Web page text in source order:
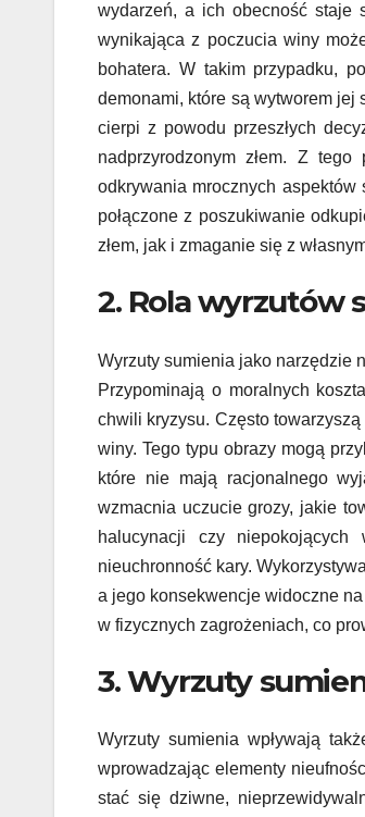
wydarzeń, a ich obecność staje
wynikająca z poczucia winy
bohatera. W takim przypadku,
demonami, które są wytworem jej
cierpi z powodu przeszłych
nadprzyrodzonym złem. Z
odkrywania mrocznych aspektów
połączone z poszukiwanie
złem, jak i zmaganie się z
2. Rola wyrzutów
Wyrzuty sumienia jako narzędzie
Przypominają o moralnych
chwili kryzysu. Często
winy. Tego typu obrazy mogą
które nie mają racjonalnego
wzmacnia uczucie grozy, jakie
halucynacji czy
nieuchronność kary.
a jego konsekwencje widoczne
w fizycznych zagrożeniach, co
3. Wyrzuty
Wyrzuty sumienia wpływają
wprowadzając elementy
stać się dziwne,